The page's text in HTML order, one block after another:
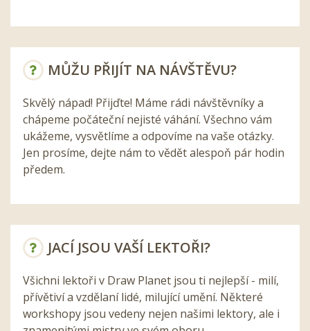
MŮŽU PŘIJÍT NA NÁVŠTĚVU?
Skvělý nápad! Přijďte! Máme rádi návštěvníky a
chápeme počáteční nejisté váhání. Všechno vám
ukážeme, vysvětlíme a odpovíme na vaše otázky.
Jen prosíme, dejte nám to vědět alespoň pár hodin
předem.
JACÍ JSOU VAŠÍ LEKTOŘI?
Všichni lektoři v Draw Planet jsou ti nejlepší - milí,
přívětiví a vzdělaní lidé, milující umění. Některé
workshopy jsou vedeny nejen našimi lektory, ale i